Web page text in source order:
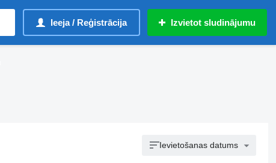
Ieeja / Reģistrācija Izvietot sludinājumu
Ievietošanas datums